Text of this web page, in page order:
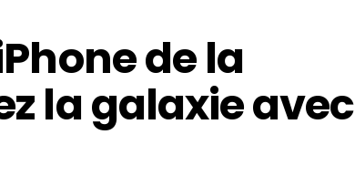
de la
la galaxie avec